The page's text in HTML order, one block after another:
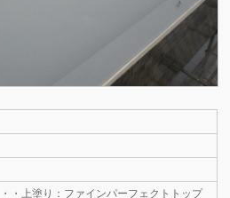
・上塗り：ファインパーフェクトトップ